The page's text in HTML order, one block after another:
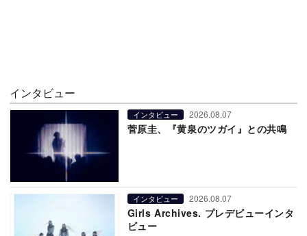
インタビュー
インタビュー 2026.08.07
菅原圭、『黄泉のツガイ』との共鳴
インタビュー 2026.08.07
Girls Archives. プレデビューインタ
ビュー